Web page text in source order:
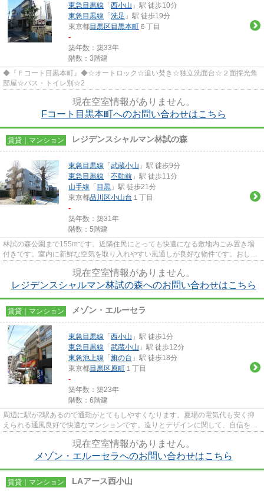
東急目黒線 「 西小山 」駅 徒歩10分
東急目黒線 「 洗足 」駅 徒歩19分
東京都目黒区 目黒本町 ６丁目
-
築年数：築33年
階数：3階建
◆『Ｆコート目黒本町』◆☆オートロック☆追い焚き☆独立洗面台☆２面採光角
部屋☆バス・トイレ別☆2
現在空室情報がありません。
Fコート目黒本町へのお問い合わせはこちら
賃貸｜マンション レジデンスシャルマン林試の森
東急目黒線 「 武蔵小山 」駅 徒歩9分
東急目黒線 「 不動前 」駅 徒歩11分
山手線 「 目黒 」駅 徒歩21分
東京都品川区小山台 １丁目
-
築年数：築31年
階数：5階建
林試の森公園まで155mです。近隣住民にとっても快適になる敷地内ごみ置き場
付きです。室内に新鮮な空気を取り入れやすい風通しが良好な物件です。おしゃ
現在空室情報がありません。
レジデンスシャルマン林試の森へのお問い合わせはこちら
賃貸｜マンション メゾン・エルーセラ
東急目黒線 「 西小山 」駅 徒歩1分
東急目黒線 「 武蔵小山 」駅 徒歩12分
東急池上線 「 旗の台 」駅 徒歩18分
東京都目黒区原町 １丁目
-
築年数：築23年
階数：6階建
周辺に駅が2駅あるので通勤がとてもしやすくなります。夏場の電気代も安く抑
えられる通風良好で快適なマンションです。造りとデザインに関して、自信をも
現在空室情報がありません。
メゾン・エルーセラへのお問い合わせはこちら
賃貸｜マンション LAアース西小山